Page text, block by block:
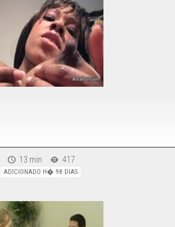
13 min 417
ADICIONADO H� 98 DIAS